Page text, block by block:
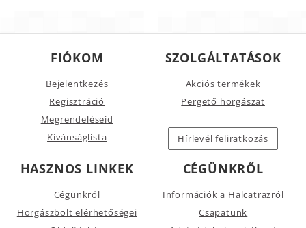
FIÓKOM
Bejelentkezés
Regisztráció
Megrendeléseid
Kívánságlista
SZOLGÁLTATÁSOK
Akciós termékek
Pergető horgászat
Hírlevél feliratkozás
HASZNOS LINKEK
Cégünkről
Horgászbolt elérhetőségei
CÉGÜNKRŐL
Információk a Halcatrazról
Csapatunk